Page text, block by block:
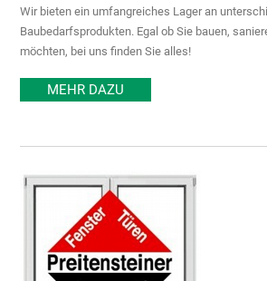
Wir bieten ein umfangreiches Lager an
Baubedarfsprodukten. Egal ob Sie bauen,
möchten, bei uns finden Sie alles!
MEHR DAZU